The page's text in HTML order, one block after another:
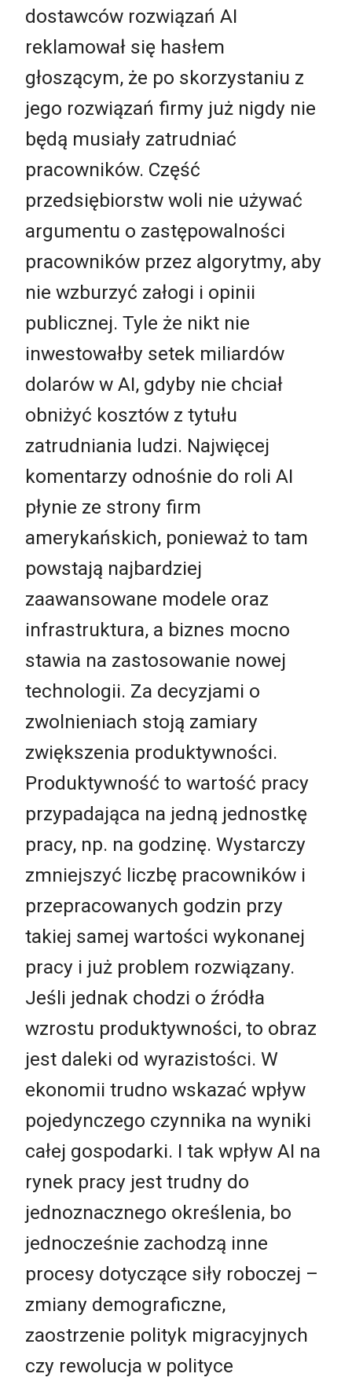
dostawców rozwiązań AI
reklamował się hasłem
głoszącym, że po skorzystaniu z
jego rozwiązań firmy już nigdy nie
będą musiały zatrudniać
pracowników. Część
przedsiębiorstw woli nie używać
argumentu o zastępowalności
pracowników przez algorytmy, aby
nie wzburzyć załogi i opinii
publicznej. Tyle że nikt nie
inwestowałby setek miliardów
dolarów w AI, gdyby nie chciał
obniżyć kosztów z tytułu
zatrudniania ludzi. Najwięcej
komentarzy odnośnie do roli AI
płynie ze strony firm
amerykańskich, ponieważ to tam
powstają najbardziej
zaawansowane modele oraz
infrastruktura, a biznes mocno
stawia na zastosowanie nowej
technologii. Za decyzjami o
zwolnieniach stoją zamiary
zwiększenia produktywności.
Produktywność to wartość pracy
przypadająca na jedną jednostkę
pracy, np. na godzinę. Wystarczy
zmniejszyć liczbę pracowników i
przepracowanych godzin przy
takiej samej wartości wykonanej
pracy i już problem rozwiązany.
Jeśli jednak chodzi o źródła
wzrostu produktywności, to obraz
jest daleki od wyrazistości. W
ekonomii trudno wskazać wpływ
pojedynczego czynnika na wyniki
całej gospodarki. I tak wpływ AI na
rynek pracy jest trudny do
jednoznacznego określenia, bo
jednocześnie zachodzą inne
procesy dotyczące siły roboczej –
zmiany demograficzne,
zaostrzenie polityk migracyjnych
czy rewolucja w polityce